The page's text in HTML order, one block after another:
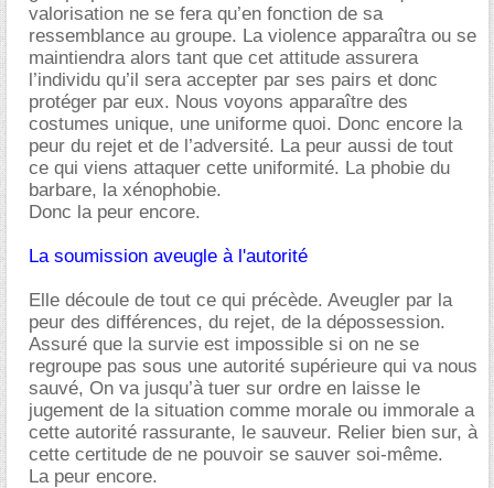
valorisation ne se fera qu’en fonction de sa
ressemblance au groupe. La violence apparaîtra ou se
maintiendra alors tant que cet attitude assurera
l’individu qu’il sera accepter par ses pairs et donc
protéger par eux. Nous voyons apparaître des
costumes unique, une uniforme quoi. Donc encore la
peur du rejet et de l’adversité. La peur aussi de tout
ce qui viens attaquer cette uniformité. La phobie du
barbare, la xénophobie.
Donc la peur encore.
La soumission aveugle à l'autorité
Elle découle de tout ce qui précède. Aveugler par la
peur des différences, du rejet, de la dépossession.
Assuré que la survie est impossible si on ne se
regroupe pas sous une autorité supérieure qui va nous
sauvé, On va jusqu’à tuer sur ordre en laisse le
jugement de la situation comme morale ou immorale a
cette autorité rassurante, le sauveur. Relier bien sur, à
cette certitude de ne pouvoir se sauver soi-même.
La peur encore.